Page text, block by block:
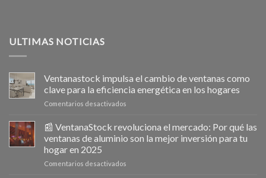
ULTIMAS NOTICIAS
Ventanastock impulsa el cambio de ventanas como
clave para la eficiencia energética en los hogares
Comentarios desactivados
impulsa
el
cambio
📰 VentanaStock revoluciona el mercado: Por qué las
ventanas de aluminio son la mejor inversión para tu
hogar en 2025
Comentarios desactivados